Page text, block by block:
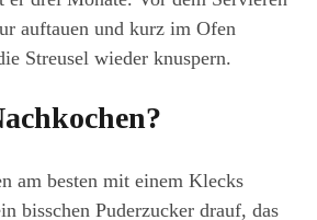
auftauen und kurz im Ofen
Streusel wieder knuspern.
am besten mit einem Klecks
bisschen Puderzucker drauf, das